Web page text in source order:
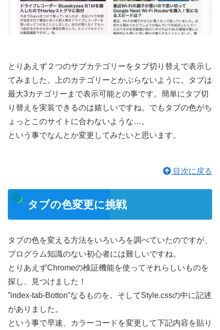
とりあえず２つのサブカテゴリーをタブ切り替えで表示し
てみました。上のカテゴリーとかぶらないように。タブは
最大3カテゴリーまで表示可能との事です。簡単にタブ切
り替えを実装できるのは嬉しいですね。でもタブの色がち
ょっとこのサイトに合わないような…。
という事でなんとか変更してみたいと思います。
目次に戻る
タブの色変更に挑戦
タブの色を変える方法をいろいろを調べていたのですが、
プログラム知識のない初心者には難しいですね。
とりあえずChromeの検証機能を使ってそれらしいものを
探し、見つけました！
”index-tab-Botton”なるものを。そしてStyle.cssの中に記述
がありました。
という事で早速、カラーコードを変更して下記内容を貼り